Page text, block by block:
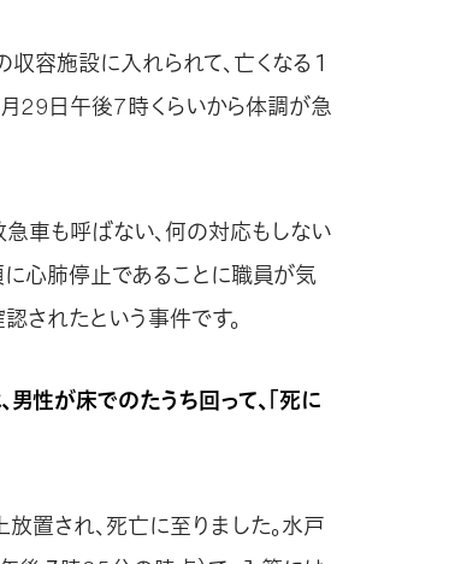
容施設に入れられて、亡くなる１
月29日午後7時くらいから体調が急
車も呼ばない、何の対応もしない
心肺停止であることに職員が気
されたという事件です。
性が床でのたうち回って、「死に
置され、死亡に至りました。水戸